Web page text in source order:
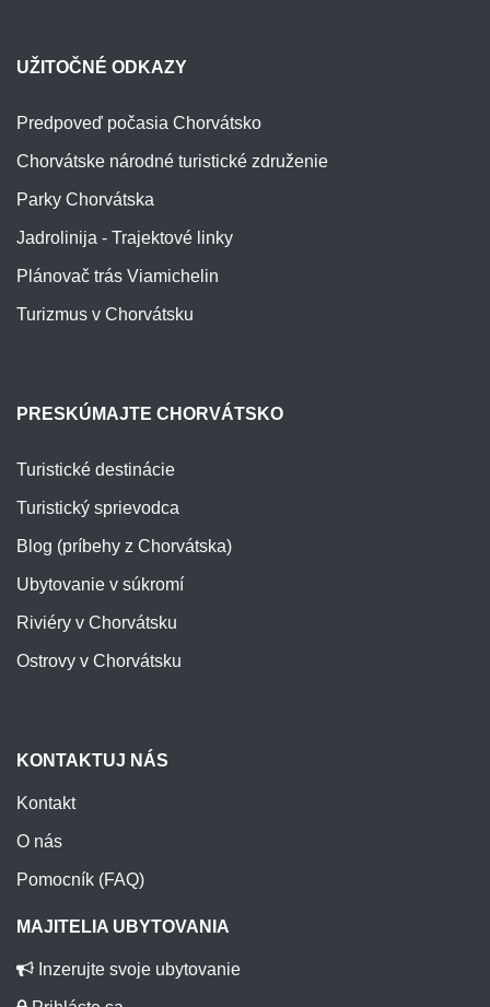
UŽITOČNÉ ODKAZY
Predpoveď počasia Chorvátsko
Chorvátske národné turistické združenie
Parky Chorvátska
Jadrolinija - Trajektové linky
Plánovač trás Viamichelin
Turizmus v Chorvátsku
PRESKÚMAJTE CHORVÁTSKO
Turistické destinácie
Turistický sprievodca
Blog (príbehy z Chorvátska)
Ubytovanie v súkromí
Riviéry v Chorvátsku
Ostrovy v Chorvátsku
KONTAKTUJ NÁS
Kontakt
O nás
Pomocník (FAQ)
MAJITELIA UBYTOVANIA
Inzerujte svoje ubytovanie